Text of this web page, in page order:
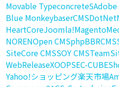
Movable Typeconcrete5Adobe
Blue MonkeybaserCMS
HeartCoreJoomla!Magento
NORENOpen CMSphpBBRCMS
SiteCore CMSSOY CMS
WebReleaseXOOPSEC-CUBE
Yahoo!ショッピング楽天市場